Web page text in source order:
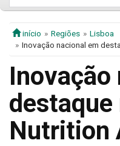
início Regiões
Lisboa
Inovação nacional em
Inovação
destaque
Nutrition